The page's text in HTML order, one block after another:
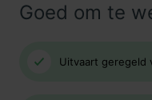
Goed om te
Uitvaart geregeld